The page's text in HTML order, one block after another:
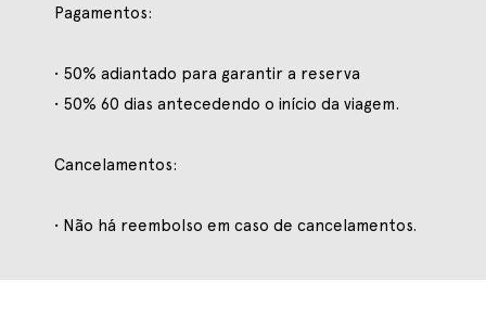
Pagamentos:
• 50% adiantado para garantir a reserva
• 50% 60 dias antecedendo o início da viagem.
Cancelamentos:
• Não há reembolso em caso de cancelamentos.